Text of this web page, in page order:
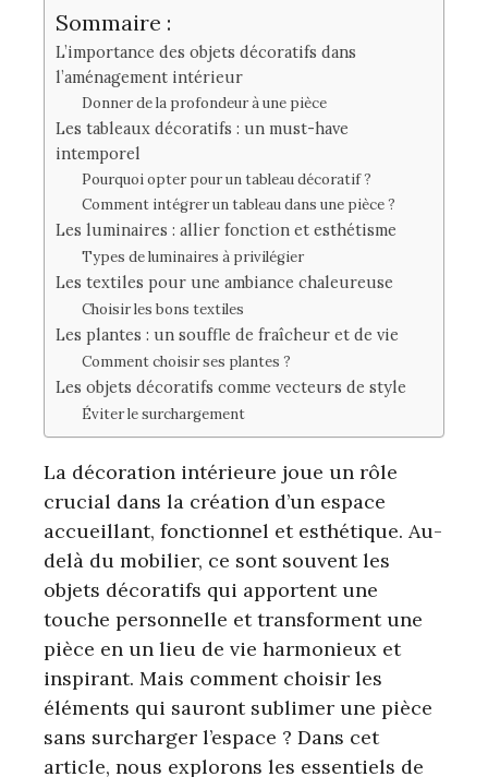
Sommaire :
L’importance des objets décoratifs dans
l’aménagement intérieur
Donner de la profondeur à une pièce
Les tableaux décoratifs : un must-have
intemporel
Pourquoi opter pour un tableau décoratif ?
Comment intégrer un tableau dans une pièce ?
Les luminaires : allier fonction et esthétisme
Types de luminaires à privilégier
Les textiles pour une ambiance chaleureuse
Choisir les bons textiles
Les plantes : un souffle de fraîcheur et de vie
Comment choisir ses plantes ?
Les objets décoratifs comme vecteurs de style
Éviter le surchargement
La décoration intérieure joue un rôle
crucial dans la création d’un espace
accueillant, fonctionnel et esthétique. Au-
delà du mobilier, ce sont souvent les
objets décoratifs qui apportent une
touche personnelle et transforment une
pièce en un lieu de vie harmonieux et
inspirant. Mais comment choisir les
éléments qui sauront sublimer une pièce
sans surcharger l’espace ? Dans cet
article, nous explorons les essentiels de